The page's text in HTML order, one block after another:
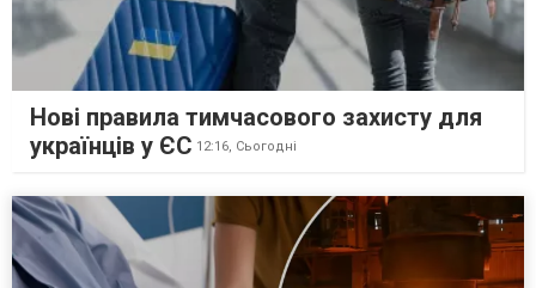
Нові правила тимчасового захисту для
українців у ЄС 12:16, Сьогодні